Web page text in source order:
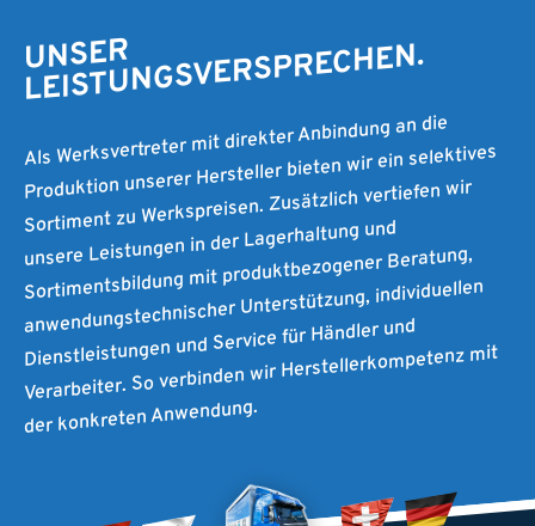
UNSER
LEISTUNGSVERSPRECHEN.
Als Werksvertreter mit direkter Anbindung an die
Produktion unserer Hersteller bieten wir ein selektives
Sortiment zu Werkspreisen. Zusätzlich vertiefen wir
unsere Leistungen in der Lagerhaltung und
Sortimentsbildung mit produktbezogener Beratung,
anwendungstechnischer Unterstützung, individuellen
Dienstleistungen und Service für Händler und
Verarbeiter. So verbinden wir Herstellerkompetenz mit
der konkreten Anwendung.